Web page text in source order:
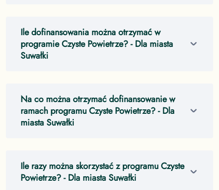
Ile dofinansowania można otrzymać w
programie Czyste Powietrze?- Dla miasta
Suwałki
Na co można otrzymać dofinansowanie w
ramach programu Czyste Powietrze?- Dla
miasta Suwałki
Ile razy można skorzystać z programu Czyste
Powietrze?- Dla miasta Suwałki